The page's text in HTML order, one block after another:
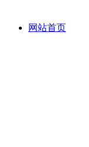
网站首页